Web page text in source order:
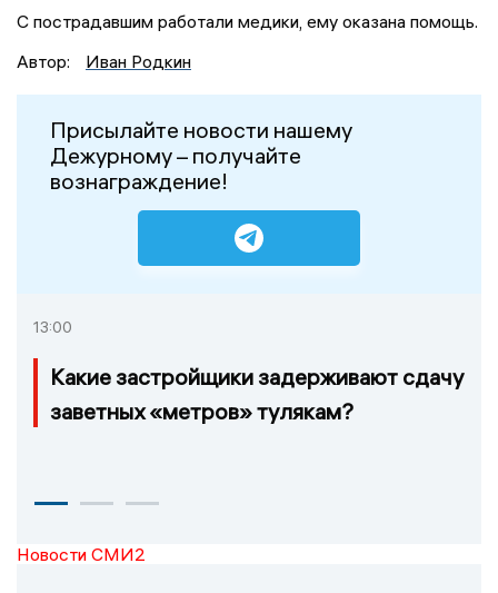
С пострадавшим работали медики, ему оказана помощь.
Автор:
Иван Родкин
Присылайте новости нашему
Дежурному – получайте
вознаграждение!
13:00
Какие застройщики задерживают сдачу
заветных «метров» тулякам?
Новости СМИ2